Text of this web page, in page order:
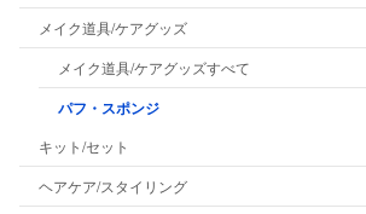
メイク道具/ケアグッズ
メイク道具/ケアグッズすべて
パフ・スポンジ
キット/セット
ヘアケア/スタイリング